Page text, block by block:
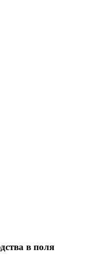
в поля